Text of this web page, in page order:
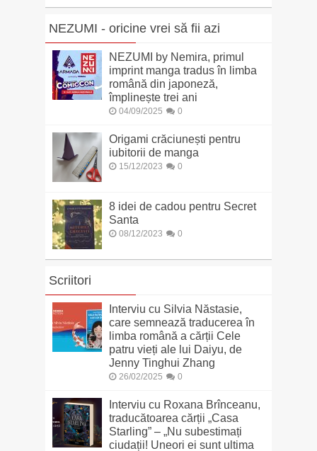
NEZUMI - oricine vrei să fii azi
NEZUMI by Nemira, primul
imprint manga tradus în limba
română din japoneză,
împlinește trei ani
04/09/2025 0
Origami crăciunești pentru
iubitorii de manga
15/12/2023 0
8 idei de cadou pentru Secret
Santa
08/12/2023 0
Scriitori
Interviu cu Silvia Năstasie,
care semnează traducerea în
limba română a cărții Cele
patru vieți ale lui Daiyu, de
Jenny Tinghui Zhang
26/02/2025 0
Interviu cu Roxana Brînceanu,
traducătoarea cărții „Casa
Starling” – „Nu subestimați
ciudații! Uneori ei sunt ultima